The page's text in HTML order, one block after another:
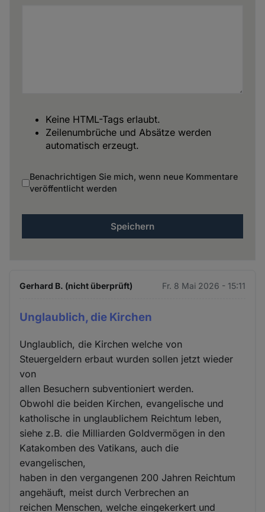
Keine HTML-Tags erlaubt.
Zeilenumbrüche und Absätze werden
automatisch erzeugt.
Benachrichtigen Sie mich, wenn neue Kommentare
veröffentlicht werden
Gerhard B. (nicht überprüft) Fr. 8 Mai 2026 - 15:11
Unglaublich, die Kirchen
Unglaublich, die Kirchen welche von
Steuergeldern erbaut wurden sollen jetzt wieder
von
allen Besuchern subventioniert werden.
Obwohl die beiden Kirchen, evangelische und
katholische in unglaublichem Reichtum leben,
siehe z.B. die Milliarden Goldvermögen in den
Katakomben des Vatikans, auch die
evangelischen,
haben in den vergangenen 200 Jahren Reichtum
angehäuft, meist durch Verbrechen an
reichen Menschen, welche eingekerkert und